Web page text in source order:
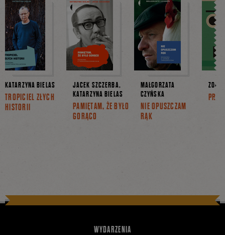
KATARZYNA BIELAS
TROPICIEL ZŁYCH
HISTORII
JACEK SZCZERBA,
KATARZYNA BIELAS
PAMIĘTAM, ŻE BYŁO
GORĄCO
MAŁGORZATA
CZYŃSKA
NIE OPUSZCZAM
RĄK
WYDARZENIA